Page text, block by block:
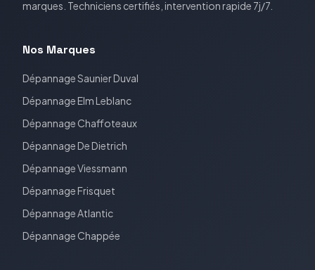
marques. Techniciens certifiés, intervention rapide 7j/7.
Nos Marques
DépannageSaunier Duval
DépannageElm Leblanc
Dépannage Chaffoteaux
DépannageDe Dietrich
DépannageViessmann
DépannageFrisquet
DépannageAtlantic
Dépannage Chappée